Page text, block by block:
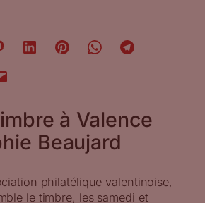
à Valence
Beaujard
philatélique valentinoise,
le timbre, les samedi et